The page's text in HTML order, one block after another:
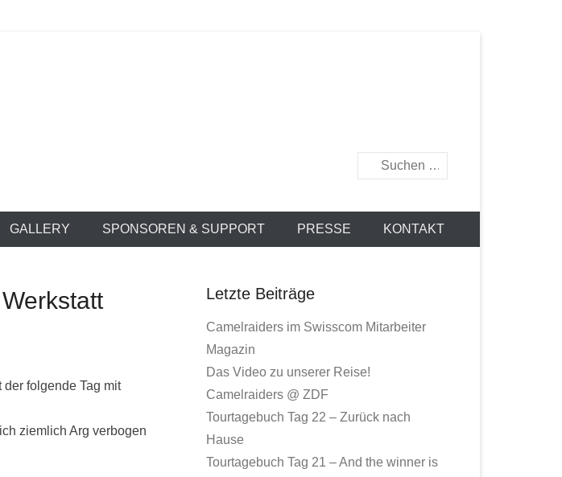
Suchen
GALLERY SPONSOREN & SUPPORT PRESSE KONTAKT
der folgende Tag mit
ziemlich Arg verbogen
Letzte Beiträge
Camelraiders im Swisscom Mitarbeiter
Magazin
Das Video zu unserer Reise!
Camelraiders @ ZDF
Tourtagebuch Tag 22 – Zurück nach
Hause
Tourtagebuch Tag 21 – And the winner is